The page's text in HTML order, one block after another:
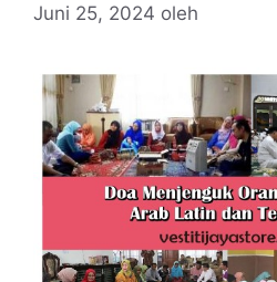
Juni 25, 2024 oleh